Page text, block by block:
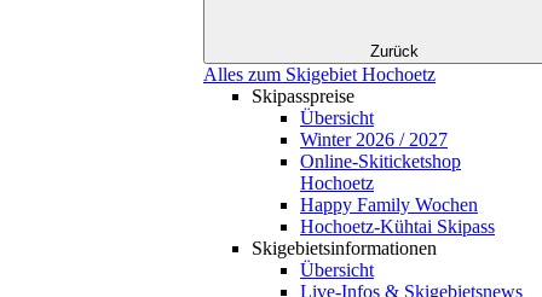
Zurück
Alles zum Skigebiet Hochoetz
Skipasspreise
Übersicht
Winter 2026 / 2027
Online-Skiticketshop
Hochoetz
Happy Family Wochen
Hochoetz-Kühtai Skipass
Skigebietsinformationen
Übersicht
Live-Infos & Skigebietsnews